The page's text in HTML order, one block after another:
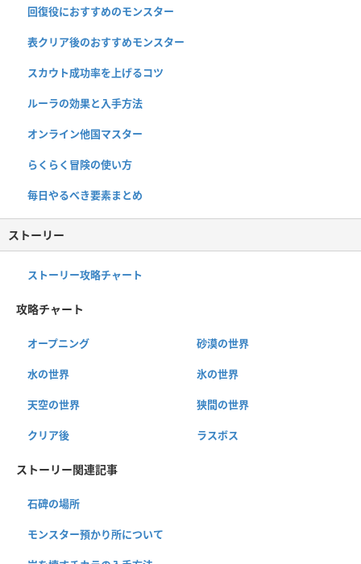
回復役におすすめのモンスター
表クリア後のおすすめモンスター
スカウト成功率を上げるコツ
ルーラの効果と入手方法
オンライン他国マスター
らくらく冒険の使い方
毎日やるべき要素まとめ
ストーリー
ストーリー攻略チャート
攻略チャート
オープニング 砂漠の世界
水の世界 氷の世界
天空の世界 狭間の世界
クリア後 ラスボス
ストーリー関連記事
石碑の場所
モンスター預かり所について